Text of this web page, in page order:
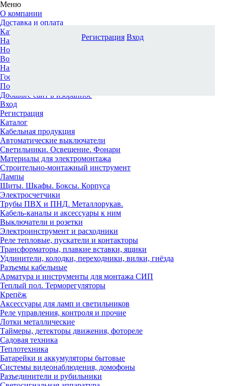
Меню
О компании
Доставка и оплата
Каталог
Наши офисы
Новости и новинки
Вопрос-ответ
Наша команда
Гос. заказчикам
Поставщикам
Добавьте сайт в избранное
Вход
Регистрация
Каталог
Кабельная продукция
Автоматические выключатели
Светильники. Освещение. Фонари
Материалы для электромонтажа
Строительно-монтажный инструмент
Лампы
Щиты. Шкафы. Боксы. Корпуса
Электросчетчики
Трубы ПВХ и ПНД. Металлорукав.
Кабель-каналы и аксессуары к ним
Выключатели и розетки
Электроинструмент и расходники
Реле тепловые, пускатели и контакторы
Трансформаторы, плавкие вставки, ящики
Удлинители, колодки, переходники, вилки, гнёзда
Разъемы кабельные
Арматура и инструменты для монтажа СИП
Теплый пол. Терморегуляторы
Крепёж
Аксессуары для ламп и светильников
Реле управления, контроля и прочие
Лотки металлические
Таймеры, детекторы движения, фотореле
Садовая техника
Теплотехника
Батарейки и аккумуляторы бытовые
Системы видеонаблюдения, домофоны
Разъединители и рубильники
Регистрация Вход